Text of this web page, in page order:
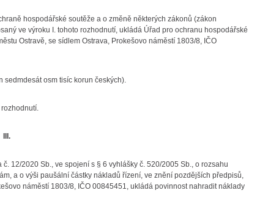
hospodářské soutěže a o změně některých zákonů (zákon
ve výroku I. tohoto rozhodnutí, ukládá Úřad pro ochranu hospodářské
Ostravě, se sídlem Ostrava, Prokešovo náměstí 1803/8, IČO
sedmdesát osm tisíc korun českých).
III.
12/2020 Sb., ve spojení s § 6 vyhlášky č. 520/2005 Sb., o rozsahu
a o výši paušální částky nákladů řízení, ve znění pozdějších předpisů,
náměstí 1803/8, IČO 00845451, ukládá povinnost nahradit náklady